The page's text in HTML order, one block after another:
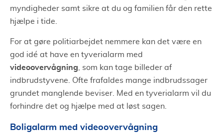
myndigheder samt sikre at du og familien får den rette
hjælpe i tide.
For at gøre politiarbejdet nemmere kan det være en
god idé at have en tyverialarm med
videoovervågning , som kan tage billeder af
indbrudstyvene. Ofte frafaldes mange indbrudssager
grundet manglende beviser. Med en tyverialarm vil du
forhindre det og hjælpe med at løst sagen.
Boligalarm med videoovervågning